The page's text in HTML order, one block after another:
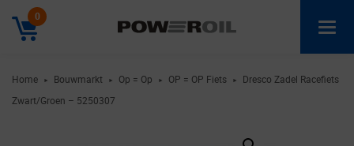
0
Home ► Bouwmarkt ► Op = Op ► OP = OP Fiets ►
Dresco Zadel Racefiets
Zwart/Groen – 5250307